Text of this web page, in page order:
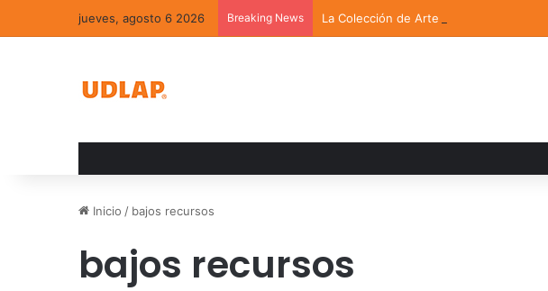
jueves, agosto 6 2026 Breaking News La Colección de Arte UDLAP fortalece
Inicio / bajos recursos
bajos recursos